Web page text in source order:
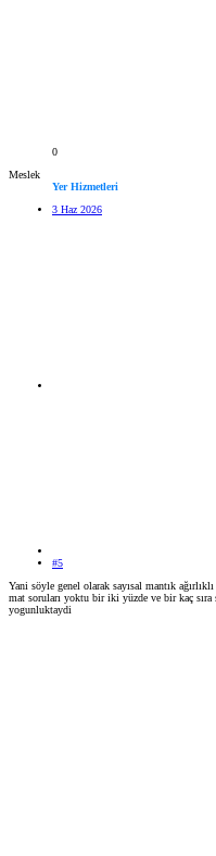
0
Meslek
Yer Hizmetleri
3 Haz 2026
#5
Yani söyle genel olarak sayısal mantık
mat soruları yoktu bir iki yüzde ve bir kaç sıra
yogunluktaydi